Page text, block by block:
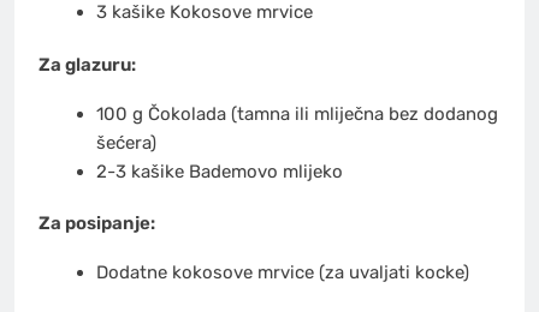
3 kašike Kokosove mrvice
Za glazuru:
100 g Čokolada (tamna ili mliječna bez dodanog
šećera)
2-3 kašike Bademovo mlijeko
Za posipanje:
Dodatne kokosove mrvice (za uvaljati kocke)